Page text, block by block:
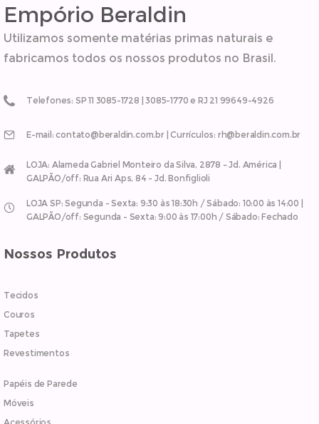
Empório Beraldin
Utilizamos somente matérias primas naturais e
fabricamos todos os nossos produtos no Brasil.
Telefones: SP 11 3085-1728 | 3085-1770 e RJ 21 99649-4926
E-mail: contato@beraldin.com.br | Currículos: rh@beraldin.com.br
LOJA: Alameda Gabriel Monteiro da Silva, 2878 – Jd. América |
GALPÃO/off: Rua Ari Aps, 84 - Jd. Bonfiglioli
LOJA SP: Segunda - Sexta: 9:30 às 18:30h / Sábado: 10:00 às 14:00 |
GALPÃO/off: Segunda - Sexta: 9:00 às 17:00h / Sábado: Fechado
Nossos Produtos
Tecidos
Couros
Tapetes
Revestimentos
Papéis de Parede
Móveis